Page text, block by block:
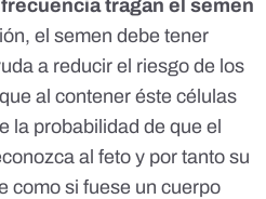
tragan el semen
el semen debe tener
a reducir el riesgo de los
al contener éste células
la probabilidad de que el
al feto y por tanto su
como si fuese un cuerpo